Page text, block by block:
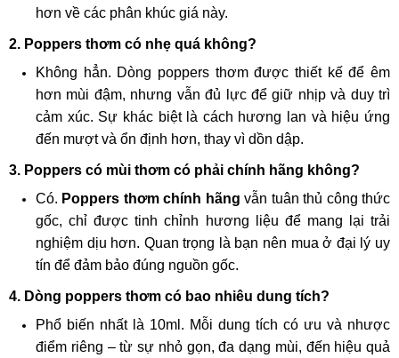
hơn về các phân khúc giá này.
2. Poppers thơm có nhẹ quá không?
Không hẳn. Dòng poppers thơm được thiết kế để êm
hơn mùi đậm, nhưng vẫn đủ lực để giữ nhịp và duy trì
cảm xúc. Sự khác biệt là cách hương lan và hiệu ứng
đến mượt và ổn định hơn, thay vì dồn dập.
3. Poppers có mùi thơm có phải chính hãng không?
Có. Poppers thơm chính hãng vẫn tuân thủ công thức
gốc, chỉ được tinh chỉnh hương liệu để mang lại trải
nghiệm dịu hơn. Quan trọng là bạn nên mua ở đại lý uy
tín để đảm bảo đúng nguồn gốc.
4. Dòng poppers thơm có bao nhiêu dung tích?
Phổ biến nhất là 10ml. Mỗi dung tích có ưu và nhược
điểm riêng – từ sự nhỏ gọn, đa dạng mùi, đến hiệu quả